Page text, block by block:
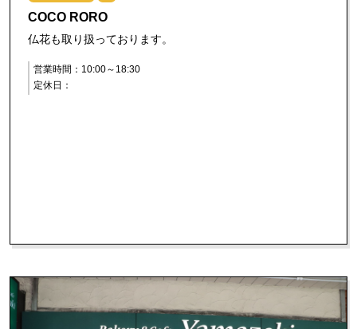
COCO RORO
仏花も取り扱っております。
営業時間：10:00～18:30
定休日：